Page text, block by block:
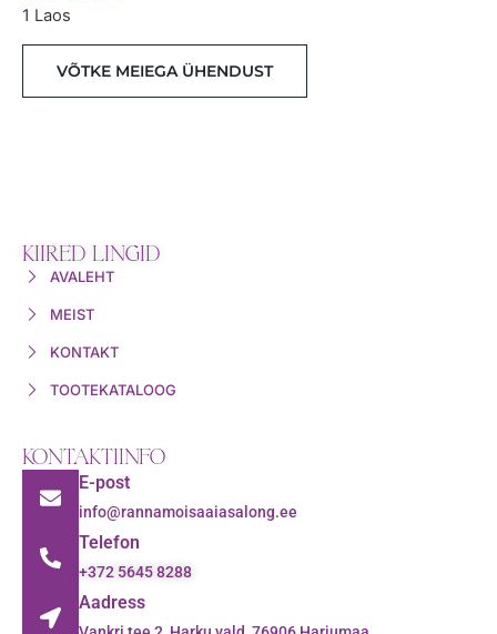
1 Laos
VÕTKE MEIEGA ÜHENDUST
KIIRED LINGID
AVALEHT
MEIST
KONTAKT
TOOTEKATALOOG
KONTAKTIINFO
E-post
info@rannamoisaaiasalong.ee
Telefon
+372 5645 8288
Aadress